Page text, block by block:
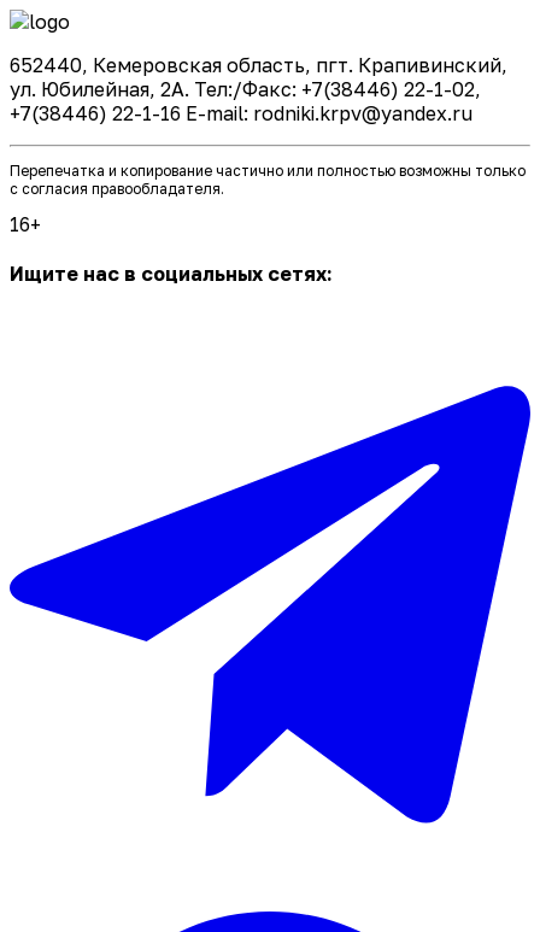
652440, Кемеровская область, пгт. Крапивинский,
ул. Юбилейная, 2А. Тел:/Факс: +7(38446) 22-1-02,
+7(38446) 22-1-16 E-mail: rodniki.krpv@yandex.ru
Перепечатка и копирование частично или полностью возможны только
с согласия правообладателя.
16+
Ищите нас в социальных сетях: